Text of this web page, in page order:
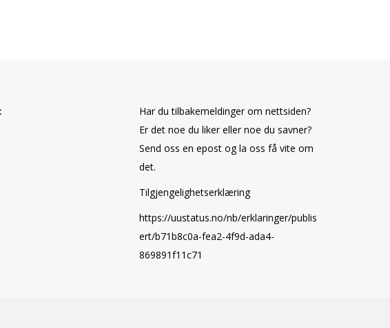
Har du tilbakemeldinger om nettsiden?
Er det noe du liker eller noe du savner?
Send oss en epost og la oss få vite om
det.
Tilgjengelighetserklæring
https://uustatus.no/nb/erklaringer/publis
ert/b71b8c0a-fea2-4f9d-ada4-
869891f11c71